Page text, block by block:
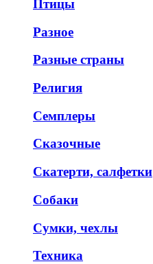
Птицы
Разное
Разные страны
Религия
Семплеры
Сказочные
Скатерти, салфетки
Собаки
Сумки, чехлы
Техника